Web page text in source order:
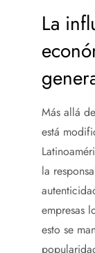
La
Más allá
está
la
empresas
esto se